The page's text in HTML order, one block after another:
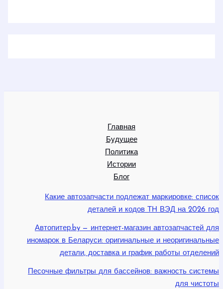
Главная
Будущее
Политика
Истории
Блог
Какие автозапчасти подлежат маркировке: список
деталей и кодов ТН ВЭД на 2026 год
Автопитер.by — интернет-магазин автозапчастей для
иномарок в Беларуси: оригинальные и неоригинальные
детали, доставка и график работы отделений
Песочные фильтры для бассейнов: важность системы
для чистоты